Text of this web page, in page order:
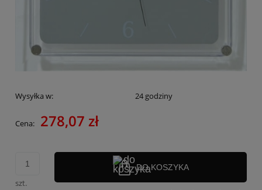
Wysyłka w: 24 godziny
Cena: 278,07 zł
szt.
DO KOSZYKA